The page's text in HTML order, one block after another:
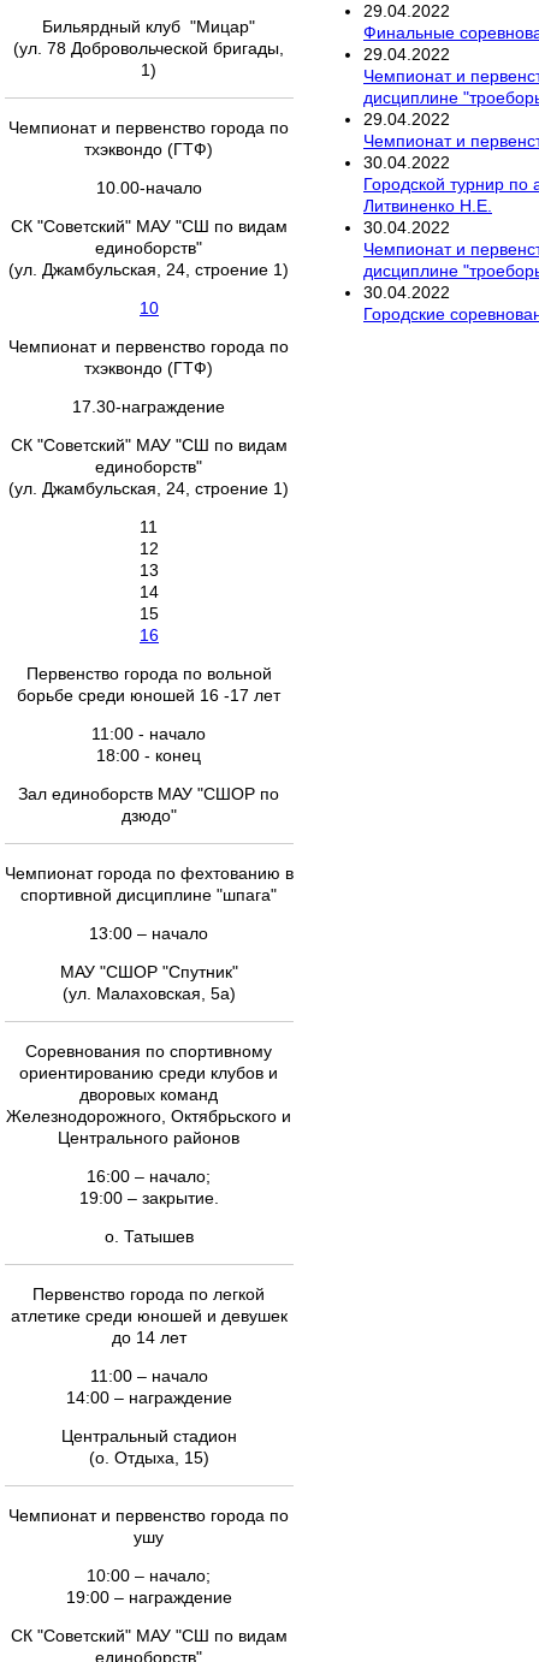
Бильярдный клуб "Мицар"
(ул. 78 Добровольческой бригады,
1)
Чемпионат и первенство города по
тхэквондо (ГТФ)
10.00-начало
СК "Советский" МАУ "СШ по видам
единоборств"
(ул. Джамбульская, 24, строение 1)
10
Чемпионат и первенство города по
тхэквондо (ГТФ)
17.30-награждение
СК "Советский" МАУ "СШ по видам
единоборств"
(ул. Джамбульская, 24, строение 1)
11
12
13
14
15
16
Первенство города по вольной
борьбе среди юношей 16 -17 лет
11:00 - начало
18:00 - конец
Зал единоборств МАУ "СШОР по
дзюдо"
Чемпионат города по фехтованию в
спортивной дисциплине "шпага"
13:00 – начало
МАУ "СШОР "Спутник"
(ул. Малаховская, 5а)
Соревнования по спортивному
ориентированию среди клубов и
дворовых команд
Железнодорожного, Октябрьского и
Центрального районов
16:00 – начало;
19:00 – закрытие.
о. Татышев
Первенство города по легкой
атлетике среди юношей и девушек
до 14 лет
11:00 – начало
14:00 – награждение
Центральный стадион
(о. Отдыха, 15)
Чемпионат и первенство города по
ушу
10:00 – начало;
19:00 – награждение
СК "Советский" МАУ "СШ по видам
единоборств"
29 04 2022
Финальные
29 04 2022
Чемпионат и
дисциплине
29 04 2022
Чемпионат и
30 04 2022
Городской турнир
Литвиненко Н.Е.
30 04 2022
Чемпионат и
дисциплине
30 04 2022
Городские